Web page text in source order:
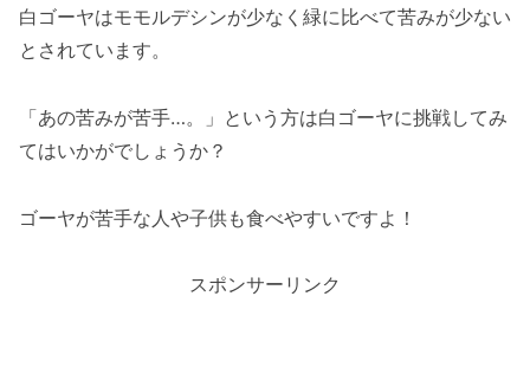
白ゴーヤはモモルデシンが少なく緑に比べて苦みが少ない
とされています。
「あの苦みが苦手…。」という方は白ゴーヤに挑戦してみ
てはいかがでしょうか？
ゴーヤが苦手な人や子供も食べやすいですよ！
スポンサーリンク